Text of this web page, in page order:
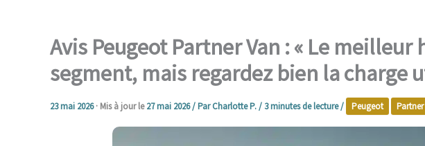
Avis Peugeot Partner Van : « Le meilleur
segment, mais regardez bien la charge
23 mai 2026· Mis à jour le27 mai 2026/ ParCharlotte P./ 3 minutes de lecture/ Peugeot Partner